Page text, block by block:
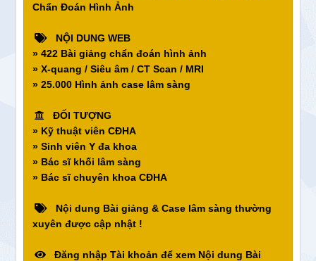
Chẩn Đoán Hình Ảnh
NỘI DUNG WEB
» 422 Bài giảng chẩn đoán hình ảnh
» X-quang / Siêu âm / CT Scan / MRI
» 25.000 Hình ảnh case lâm sàng
ĐỐI TƯỢNG
» Kỹ thuật viên CĐHA
» Sinh viên Y đa khoa
» Bác sĩ khối lâm sàng
» Bác sĩ chuyên khoa CĐHA
Nội dung Bài giảng & Case lâm sàng thường
xuyên được cập nhật !
Đăng nhập Tài khoản để xem Nội dung Bài